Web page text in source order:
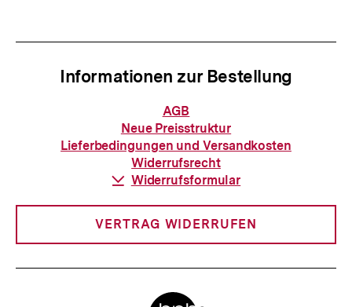
Informationen zur Bestellung
Informationen
zur
Bestellung
AGB
Neue Preisstruktur
Lieferbedingungen und Versandkosten
Widerrufsrecht
Download-
Widerrufsformular
VERTRAG WIDERRUFEN